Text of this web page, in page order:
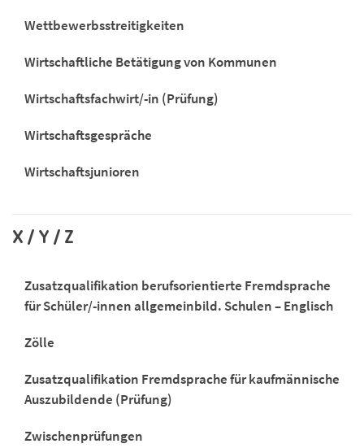
Wettbewerbsstreitigkeiten
Wirtschaftliche Betätigung von Kommunen
Wirtschaftsfachwirt/-in (Prüfung)
Wirtschaftsgespräche
Wirtschaftsjunioren
X / Y / Z
Zusatzqualifikation berufsorientierte Fremdsprache
für Schüler/-innen allgemeinbild. Schulen – Englisch
Zölle
Zusatzqualifikation Fremdsprache für kaufmännische
Auszubildende (Prüfung)
Zwischenprüfungen